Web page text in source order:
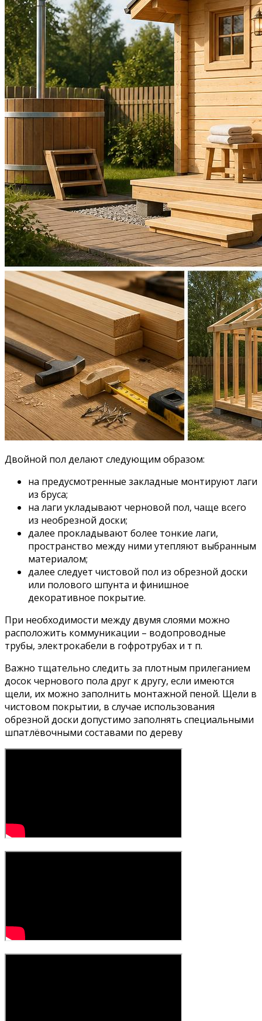
Двойной пол делают следующим образом:
на предусмотренные закладные монтируют лаги
из бруса;
на лаги укладывают черновой пол, чаще всего
из необрезной доски;
далее прокладывают более тонкие лаги,
пространство между ними утепляют выбранным
материалом;
далее следует чистовой пол из обрезной доски
или полового шпунта и финишное
декоративное покрытие.
При необходимости между двумя слоями можно
расположить коммуникации – водопроводные
трубы, электрокабели в гофротрубах и т п.
Важно тщательно следить за плотным прилеганием
досок чернового пола друг к другу, если имеются
щели, их можно заполнить монтажной пеной. Щели в
чистовом покрытии, в случае использования
обрезной доски допустимо заполнять специальными
шпатлёвочными составами по дереву